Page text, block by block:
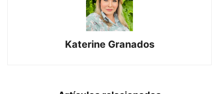
Katerine Granados